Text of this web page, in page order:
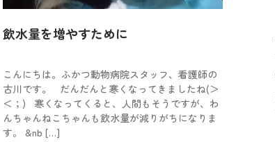
飲水量を増やすために
こんにちは。ふかつ動物病院スタッフ、看護師の
古川です。 だんだんと寒くなってきましたね(＞
＜；) 寒くなってくると、人間もそうですが、わ
んちゃんねこちゃんも飲水量が減りがちになりま
す。 &nb […]